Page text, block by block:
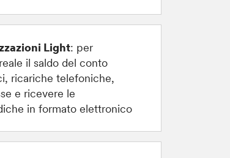
Light: per
il saldo del conto
ricariche telefoniche,
e ricevere le
in formato elettronico